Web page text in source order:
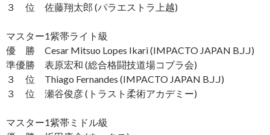
３ 位 佐藤翔太郎 (パラエストラ上越)
マスター1紫帯ライト級
優 勝 Cesar Mitsuo Lopes Ikari (IMPACTO JAPAN B.J.J)
準優勝 表原宏和 (総合格闘技道場コブラ会)
３ 位 Thiago Fernandes (IMPACTO JAPAN B.J.J)
３ 位 瀬谷俊彦 (トラスト柔術アカデミー)
マスター1紫帯ミドル級